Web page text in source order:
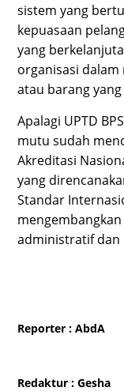
sistem yang
kepuasaan
yang
organisasi
atau barang
Apalagi UPTD
mutu sudah
Akreditasi
yang
Standar
administratif dan
Reporter : AbdA
Redaktur : Gesha